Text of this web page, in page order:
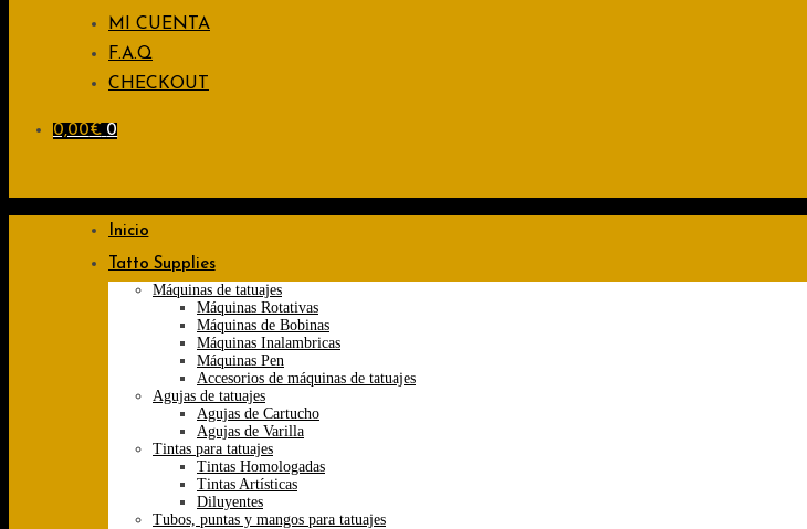
MI CUENTA
F.A.Q
CHECKOUT
0,00€ 0
Inicio
Tatto Supplies
Máquinas de tatuajes
Máquinas Rotativas
Máquinas de Bobinas
Máquinas Inalambricas
Máquinas Pen
Accesorios de máquinas de tatuajes
Agujas de tatuajes
Agujas de Cartucho
Agujas de Varilla
Tintas para tatuajes
Tintas Homologadas
Tintas Artísticas
Diluyentes
Tubos, puntas y mangos para tatuajes